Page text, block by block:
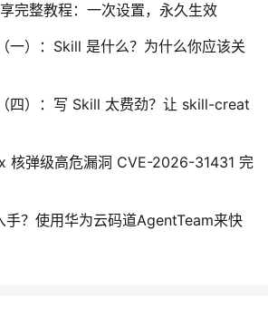
完整教程：一次设置，永久生效
一）：Skill 是什么？为什么你应该关
四）：写 Skill 太费劲？让 skill-creat
核弹级高危漏洞 CVE-2026-31431 完
手？使用华为云码道AgentTeam来快